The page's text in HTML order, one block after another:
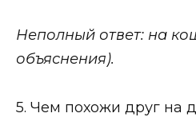
Неполный ответ: на
объяснения).
5. Чем похожи друг на